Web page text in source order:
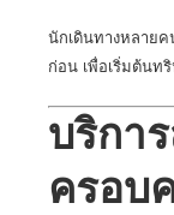
นักเดินทางหลายค
ก่อน เพื่อเริ่มต้นท
บริกา
ครอบ